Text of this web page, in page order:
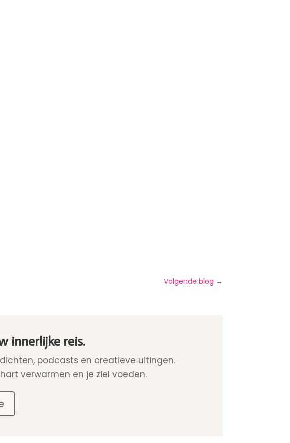
Volgende blog →
innerlijke reis.
podcasts en creatieve uitingen.
verwarmen en je ziel voeden.